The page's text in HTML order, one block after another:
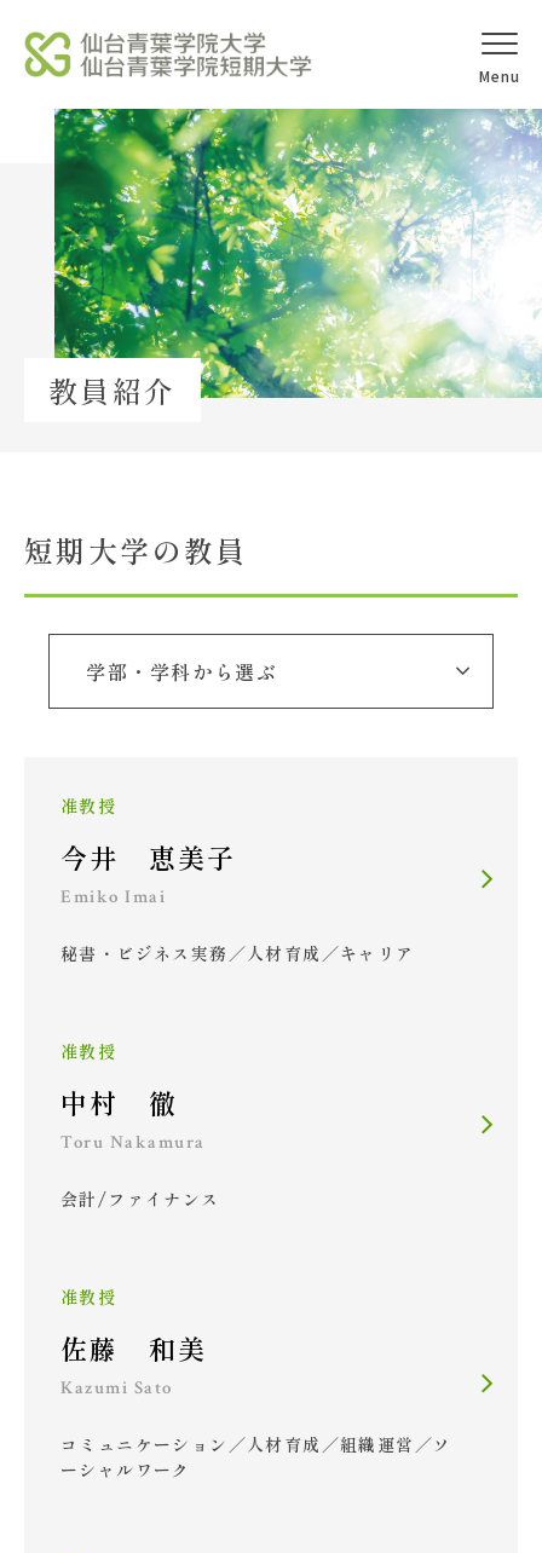
オープンキャ
ンパス
アクセス
学校法人北杜学園
Topics
イベント一覧
教職員募集
北杜学園設置校
教員紹介
短期大学の教員
准教授
今井 恵美子
Emiko Imai
秘書・ビジネス実務／人材育成／キャリア
准教授
中村 徹
Toru Nakamura
会計/ファイナンス
准教授
佐藤 和美
Kazumi Sato
コミュニケーション／人材育成／組織運営／ソ
ーシャルワーク